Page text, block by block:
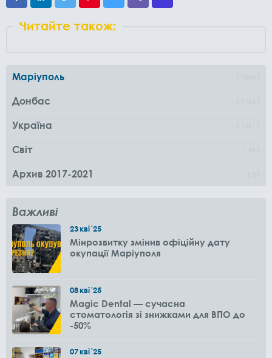
Читайте також:
Маріуполь
Донбас
Україна
Світ
Архив 2017-2021
Важливі
23кві'25
Мінрозвитку змінив офіційну дату
окупації Маріуполя
08кві'25
Magic Dental — сучасна
стоматологія зі знижками для ВПО до
-50%
07кві'25